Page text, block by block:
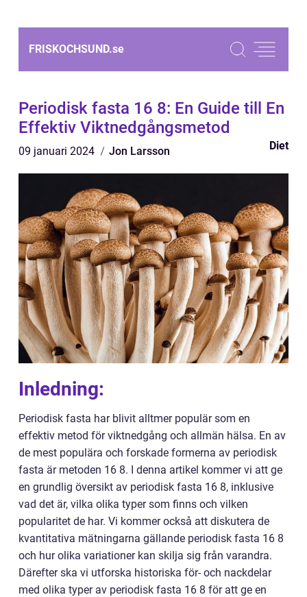
FRISKOCHSUND.se
Periodisk fasta 16 8: En Guide till En
Effektiv Viktnedgångsmetod
09 januari 2024 Jon Larsson Diet
Inledning:
Periodisk fasta har blivit alltmer populär som en
effektiv metod för viktnedgång och allmän hälsa. En av
de mest populära och forskade formerna av periodisk
fasta är metoden 16 8. I denna artikel kommer vi att ge
en grundlig översikt av periodisk fasta 16 8, inklusive
vad det är, vilka olika typer som finns och vilken
popularitet de har. Vi kommer också att diskutera de
kvantitativa mätningarna gällande periodisk fasta 16 8
och hur olika variationer kan skilja sig från varandra.
Därefter ska vi utforska historiska för- och nackdelar
med olika typer av periodisk fasta 16 8 för att ge en